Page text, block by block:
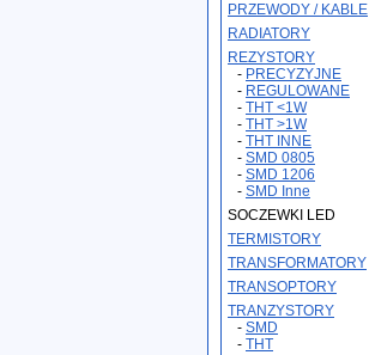
PRZEWODY / KABLE
RADIATORY
REZYSTORY
- PRECYZYJNE
- REGULOWANE
- THT <1W
- THT >1W
- THT INNE
- SMD 0805
- SMD 1206
- SMD Inne
SOCZEWKI LED
TERMISTORY
TRANSFORMATORY
TRANSOPTORY
TRANZYSTORY
- SMD
- THT